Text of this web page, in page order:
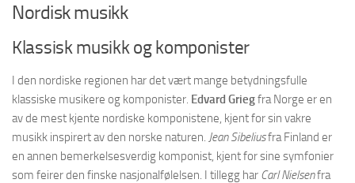
Nordisk musikk
Klassisk musikk og komponister
I den nordiske regionen har det vært mange betydningsfulle
klassiske musikere og komponister. Edvard Griegfra Norge er en
av de mest kjente nordiske komponistene, kjent for sin vakre
musikk inspirert av den norske naturen. Jean Sibeliusfra Finland er
en annen bemerkelsesverdig komponist, kjent for sine symfonier
som feirer den finske nasjonalfølelsen. I tillegg har Carl Nielsenfra